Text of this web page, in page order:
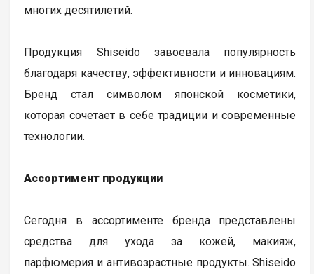
многих десятилетий.
Продукция Shiseido завоевала популярность
благодаря качеству, эффективности и инновациям.
Бренд стал символом японской косметики,
которая сочетает в себе традиции и современные
технологии.
Ассортимент продукции
Сегодня в ассортименте бренда представлены
средства для ухода за кожей, макияж,
парфюмерия и антивозрастные продукты. Shiseido